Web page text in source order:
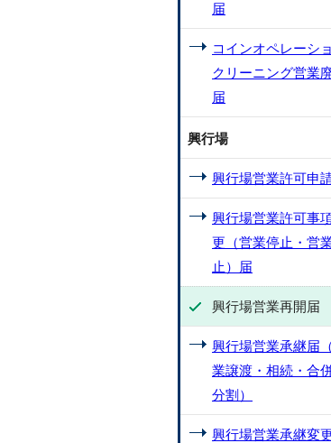
届
コインオペレーシ
クリーニング営業
届
興行場
興行場営業許可申
興行場営業許可事
更（営業停止・営
止）届
興行場営業再開届
興行場営業承継届
業譲渡・相続・合
分割）
興行場営業承継変